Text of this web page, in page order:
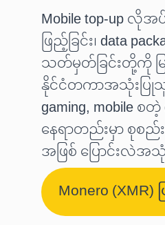
Mobile top-up လိုအ
ဖြည့်ခြင်း၊ data
သတ်မှတ်ခြင်းတို့ကို မ
နိုင်ငံတကာအသုံးပြုသူ
gaming, mobile
နေရာတည်းမှာ စုစည်း
အဖြစ် ပြောင်းလဲ
Monero (XMR)